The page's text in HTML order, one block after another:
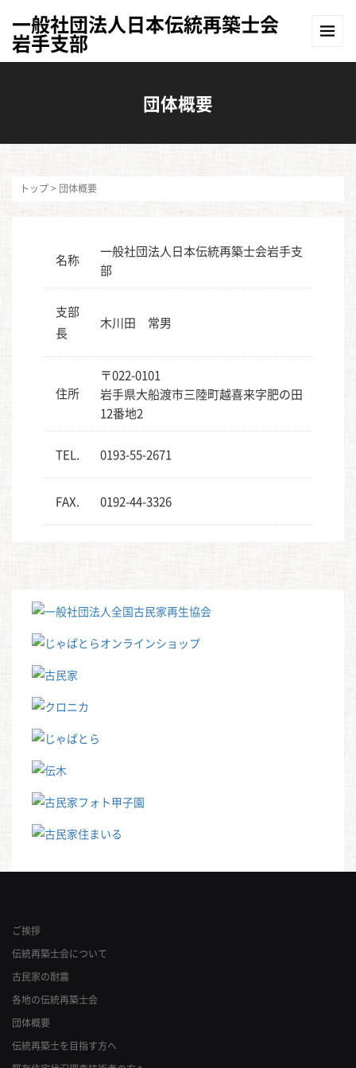
一般社団法人日本伝統再築士会
岩手支部
団体概要
トップ> 団体概要
名称
一般社団法人日本伝統再築士会岩手支
部
支部
長
木川田 常男
住所
〒022-0101
岩手県大船渡市三陸町越喜来字肥の田
12番地2
TEL. 0193-55-2671
FAX. 0192-44-3326
ご挨拶
伝統再築士会について
古民家の耐震
各地の伝統再築士会
団体概要
伝統再築士を目指す方へ